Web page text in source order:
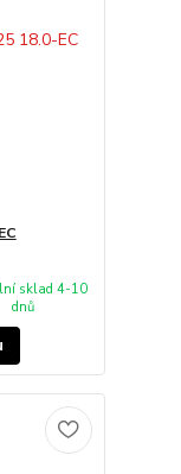
sklad 4-10
dnů